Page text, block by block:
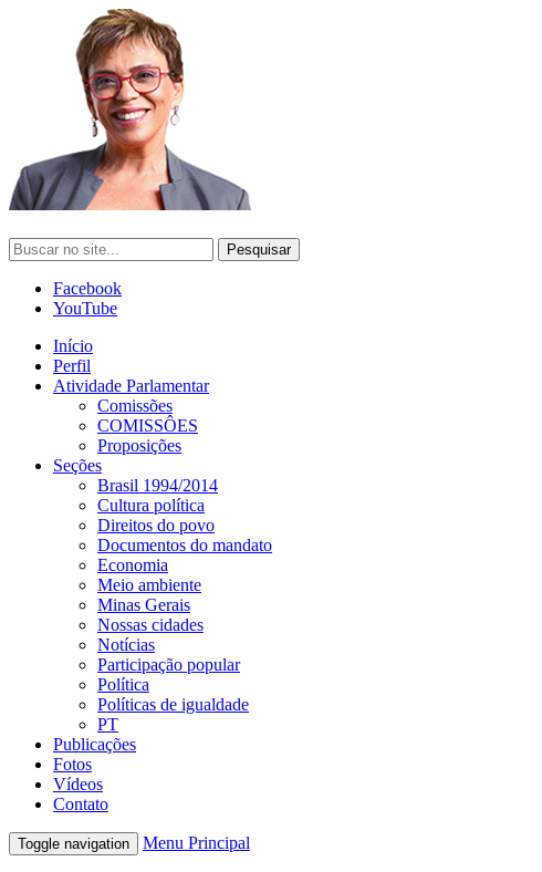
Facebook
YouTube
Início
Perfil
Atividade Parlamentar
Comissões
COMISSÔES
Proposições
Seções
Brasil 1994/2014
Cultura política
Direitos do povo
Documentos do mandato
Economia
Meio ambiente
Minas Gerais
Nossas cidades
Notícias
Participação popular
Política
Políticas de igualdade
PT
Publicações
Fotos
Vídeos
Contato
Toggle navigation Menu Principal